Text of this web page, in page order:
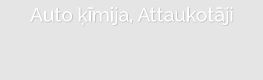
Auto ķīmija, Attaukotāji